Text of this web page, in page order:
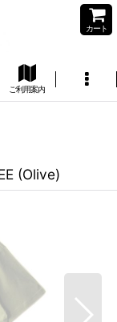
カート
ご利用案内
(Olive)